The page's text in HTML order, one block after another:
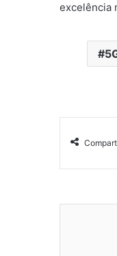
excelência